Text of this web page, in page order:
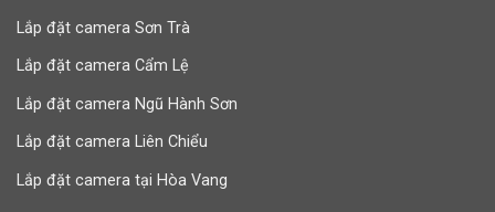
Lắp đặt camera Sơn Trà
Lắp đặt camera Cẩm Lệ
Lắp đặt camera Ngũ Hành Sơn
Lắp đặt camera Liên Chiểu
Lắp đặt camera tại Hòa Vang